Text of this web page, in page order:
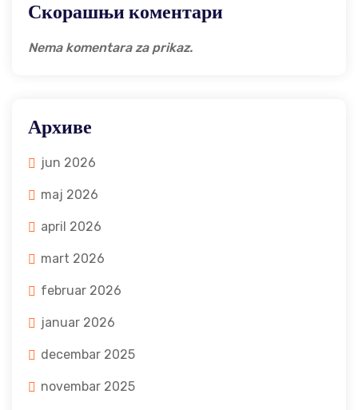
Скорашњи коментари
Nema komentara za prikaz.
Архиве
jun 2026
maj 2026
april 2026
mart 2026
februar 2026
januar 2026
decembar 2025
novembar 2025